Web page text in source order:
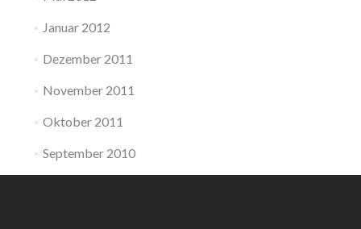
Januar 2012
Dezember 2011
November 2011
Oktober 2011
September 2010